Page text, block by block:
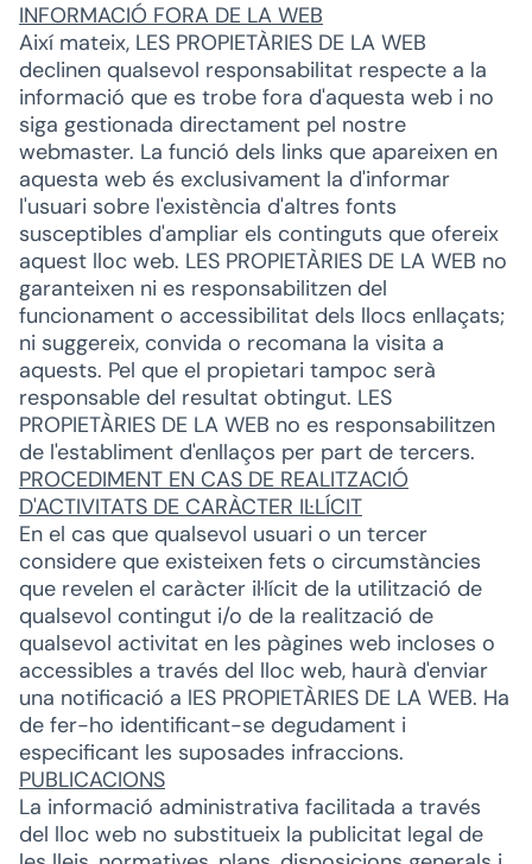
INFORMACIÓ FORA DE LA WEB
Així mateix, LES PROPIETÀRIES DE LA WEB
declinen qualsevol responsabilitat respecte a la
informació que es trobe fora d'aquesta web i no
siga gestionada directament pel nostre
webmaster. La funció dels links que apareixen en
aquesta web és exclusivament la d'informar
l'usuari sobre l'existència d'altres fonts
susceptibles d'ampliar els continguts que ofereix
aquest lloc web. LES PROPIETÀRIES DE LA WEB no
garanteixen ni es responsabilitzen del
funcionament o accessibilitat dels llocs enllaçats;
ni suggereix, convida o recomana la visita a
aquests. Pel que el propietari tampoc serà
responsable del resultat obtingut. LES
PROPIETÀRIES DE LA WEB no es responsabilitzen
de l'establiment d'enllaços per part de tercers.
PROCEDIMENT EN CAS DE REALITZACIÓ
D'ACTIVITATS DE CARÀCTER IL·LÍCIT
En el cas que qualsevol usuari o un tercer
considere que existeixen fets o circumstàncies
que revelen el caràcter il·lícit de la utilització de
qualsevol contingut i/o de la realització de
qualsevol activitat en les pàgines web incloses o
accessibles a través del lloc web, haurà d'enviar
una notificació a lES PROPIETÀRIES DE LA WEB. Ha
de fer-ho identificant-se degudament i
especificant les suposades infraccions.
PUBLICACIONS
La informació administrativa facilitada a través
del lloc web no substitueix la publicitat legal de